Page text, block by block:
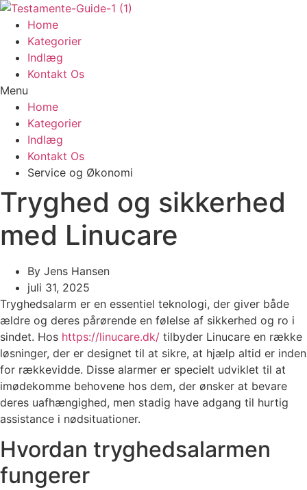
Videre
indhold
Home
Kategorier
Indlæg
Kontakt Os
Menu
Home
Kategorier
Indlæg
Kontakt Os
Service og Økonomi
Tryghed og sikkerhed
med Linucare
By Jens Hansen
juli 31, 2025
Tryghedsalarm er en essentiel teknologi, der giver både
ældre og deres pårørende en følelse af sikkerhed og ro i
sindet. Hos https://linucare.dk/ tilbyder Linucare en række
løsninger, der er designet til at sikre, at hjælp altid er inden
for rækkevidde. Disse alarmer er specielt udviklet til at
imødekomme behovene hos dem, der ønsker at bevare
deres uafhængighed, men stadig have adgang til hurtig
assistance i nødsituationer.
Hvordan tryghedsalarmen
fungerer